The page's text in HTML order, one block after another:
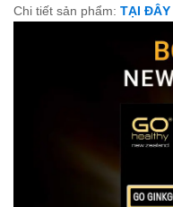
Chi tiết sản phẩm: TẠI ĐÂY